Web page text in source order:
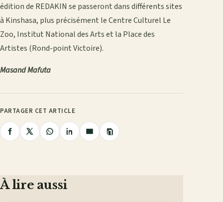
édition de REDAKIN se passeront dans différents sites
à Kinshasa, plus précisément le Centre Culturel Le
Zoo, Institut National des Arts et la Place des
Artistes (Rond-point Victoire).
Masand Mafuta
PARTAGER CET ARTICLE
PartagerPartagerPartagerPartagerPartager
Copier
le
À lire aussi